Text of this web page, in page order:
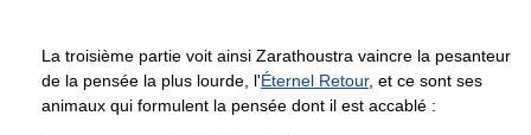
La troisième partie voit ainsi Zarathoustra vaincre la pesanteur
de la pensée la plus lourde, l'Éternel Retour, et ce sont ses
animaux qui formulent la pensée dont il est accablé :